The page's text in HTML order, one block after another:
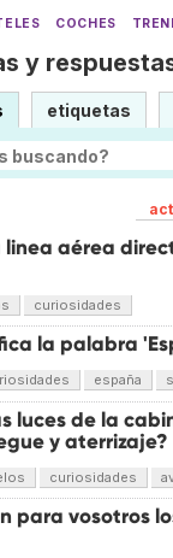
COCHES
y
etiquetas
linea aérea
curiosidades
la palabra
españa
luces de la
y aterrizaje?
curiosidades
para vosotros